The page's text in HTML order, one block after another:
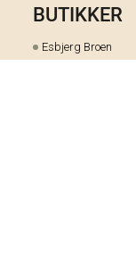
BUTIKKER
Esbjerg Broen